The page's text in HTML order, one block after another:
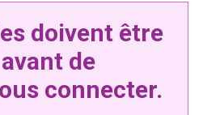
doivent être
de
connecter.